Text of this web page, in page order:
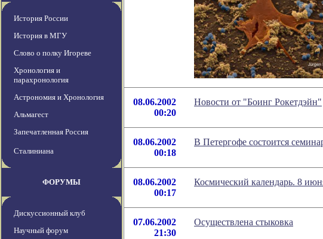
История России
История в МГУ
Слово о полку Игореве
Хронология и
парахронология
Астрономия и Хронология
Альмагест
Запечатленная Россия
Сталиниана
ФОРУМЫ
Дискуссионный клуб
Научный форум
08.06.2002
00:20
Новости от "Боинг Рокетдэйн"
08.06.2002
00:18
В Петергофе состоится
08.06.2002
00:17
Космический календарь. 8
07.06.2002
21:30
Осуществлена стыковка